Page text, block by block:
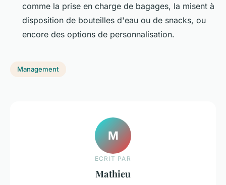
comme la prise en charge de bagages, la misent à
disposition de bouteilles d'eau ou de snacks, ou
encore des options de personnalisation.
Management
M
ECRIT PAR
Mathieu